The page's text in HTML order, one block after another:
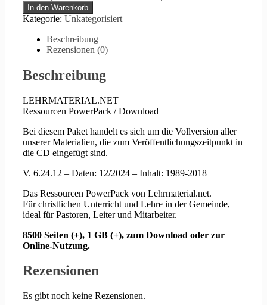
In den Warenkorb
Kategorie: Unkategorisiert
Beschreibung
Rezensionen (0)
Beschreibung
LEHRMATERIAL.NET
Ressourcen PowerPack / Download
Bei diesem Paket handelt es sich um die Vollversion aller
unserer Materialien, die zum Veröffentlichungszeitpunkt in
die CD eingefügt sind.
V. 6.24.12 – Daten: 12/2024 – Inhalt: 1989-2018
Das Ressourcen PowerPack von Lehrmaterial.net.
Für christlichen Unterricht und Lehre in der Gemeinde,
ideal für Pastoren, Leiter und Mitarbeiter.
8500 Seiten (+), 1 GB (+), zum Download oder zur
Online-Nutzung.
Rezensionen
Es gibt noch keine Rezensionen.